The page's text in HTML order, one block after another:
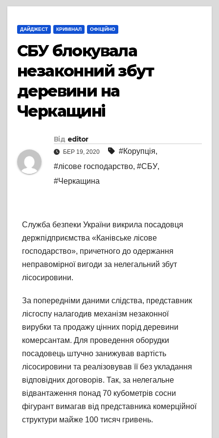
ДАЙДЖЕСТ КРИМІНАЛ ОФІЦІЙНО
СБУ блокувала
незаконний збут
деревини на
Черкащині
Від editor
БЕР 19, 2020 #Корупція,
#лісове господарство, #СБУ,
#Черкащина
Служба безпеки України викрила посадовця
держпідприємства «Канівське лісове
господарство», причетного до одержання
неправомірної вигоди за нелегальний збут
лісосировини.
За попередніми даними слідства, представник
лісгоспу налагодив механізм незаконної
вирубки та продажу цінних порід деревини
комерсантам. Для проведення оборудки
посадовець штучно занижував вартість
лісосировини та реалізовував її без укладання
відповідних договорів. Так, за нелегальне
відвантаження понад 70 кубометрів сосни
фігурант вимагав від представника комерційної
структури майже 100 тисяч гривень.